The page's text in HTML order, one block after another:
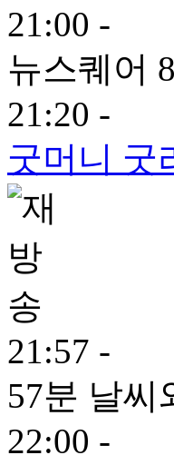
21:00 -
뉴스퀘어
21:20 -
굿머니 굿
21:57 -
57분 날씨
22:00 -